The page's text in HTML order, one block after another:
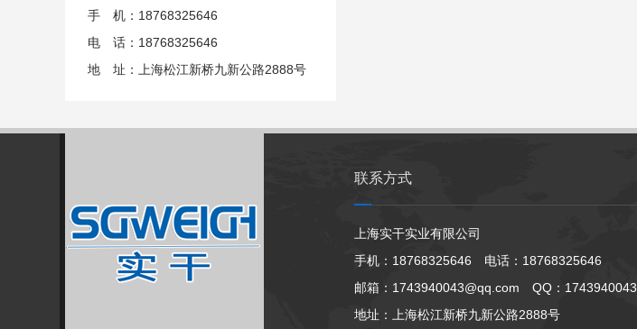
手 机：18768325646
电 话：18768325646
地 址：上海松江新桥九新公路2888号
联系方式
上海实干实业有限公司
手机：18768325646 电话：18768325646
邮箱：1743940043@qq.com QQ：1743940043
地址：上海松江新桥九新公路2888号